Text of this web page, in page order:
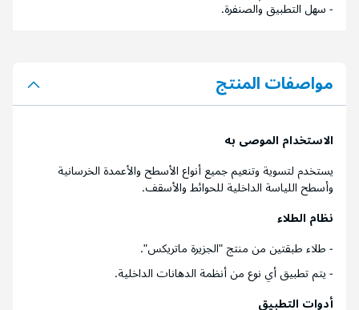
- سهل التطبيق والصنفرة.
مواصفات المنتج
الاستخدام الموصى به
يستخدم لتسوية وتنعيم جميع أنواع الأسطح والأعمدة الخرسانية
وأسطح اللياسة الداخلية للحوائط والأسقف.
نظام الطلاء
- طلاء طبقتين من منتج "الجزيرة ماتريكس".
- يتم تطبيق أي نوع من أنظمة الدهانات الداخلية.
أدوات التطبيق